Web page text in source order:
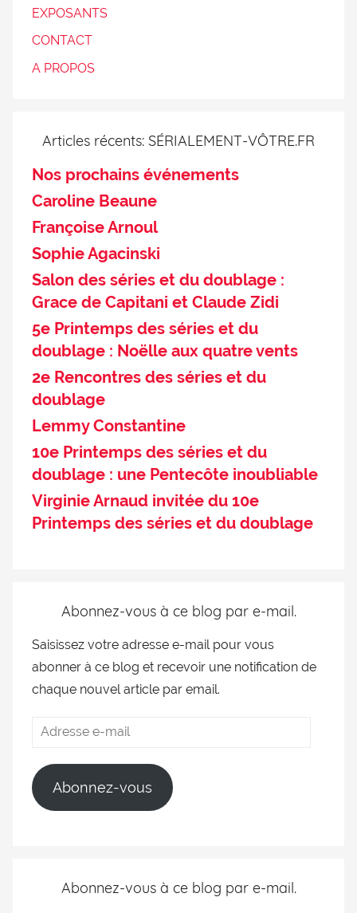
EXPOSANTS
CONTACT
A PROPOS
Articles récents: SÉRIALEMENT-VÔTRE.FR
Nos prochains événements
Caroline Beaune
Françoise Arnoul
Sophie Agacinski
Salon des séries et du doublage :
Grace de Capitani et Claude Zidi
5e Printemps des séries et du
doublage : Noëlle aux quatre vents
2e Rencontres des séries et du
doublage
Lemmy Constantine
10e Printemps des séries et du
doublage : une Pentecôte inoubliable
Virginie Arnaud invitée du 10e
Printemps des séries et du doublage
Abonnez-vous à ce blog par e-mail.
Saisissez votre adresse e-mail pour vous
abonner à ce blog et recevoir une notification de
chaque nouvel article par email.
Abonnez-vous
Abonnez-vous à ce blog par e-mail.